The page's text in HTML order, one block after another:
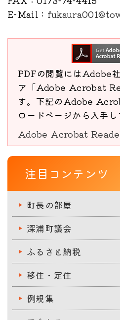
E-Mail ：
PDFの閲覧にはAdobe
ア「Adobe Acrobat
す。下記のAdobe
ロードページから入手し
Adobe Acrobat
注目コンテンツ
町長の部屋
深浦町議会
ふるさと納税
移住・定住
例規集